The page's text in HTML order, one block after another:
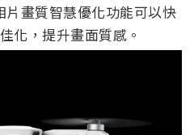
畫質智慧優化功能可以快
化，提升畫面質感。